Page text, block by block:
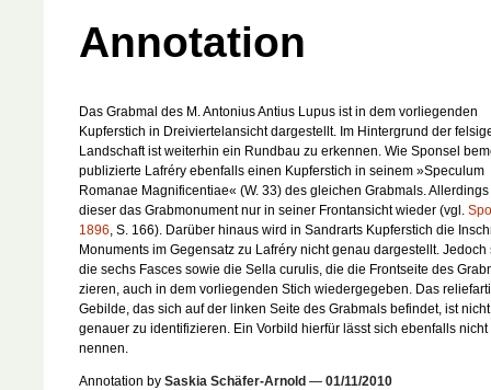
Annotation
Das Grabmal des M. Antonius Antius Lupus ist in dem vorliegenden
Kupferstich in Dreiviertelansicht dargestellt. Im Hintergrund der
Landschaft ist weiterhin ein Rundbau zu erkennen. Wie Sponsel
publizierte Lafréry ebenfalls einen Kupferstich in seinem »Speculum
Romanae Magnificentiae« (W. 33) des gleichen Grabmals.
dieser das Grabmonument nur in seiner Frontansicht wieder (vgl.
1896, S. 166). Darüber hinaus wird in Sandrarts Kupferstich die
Monuments im Gegensatz zu Lafréry nicht genau dargestellt. Jedoch
die sechs Fasces sowie die Sella curulis, die die Frontseite des
zieren, auch in dem vorliegenden Stich wiedergegeben. Das
Gebilde, das sich auf der linken Seite des Grabmals befindet, ist nicht
genauer zu identifizieren. Ein Vorbild hierfür lässt sich ebenfalls nicht
nennen.
Annotation by Saskia Schäfer-Arnold — 01/11/2010